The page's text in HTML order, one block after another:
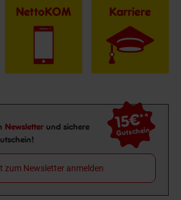
NettoKOM Karriere
Newsletter und sichere
15€**
Gutschein
zum Newsletter anmelden